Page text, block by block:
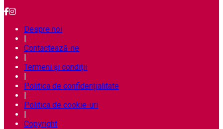
Despre noi
|
Contactează-ne
|
Termeni și condiții
|
Politica de confidențialitate
|
Politica de cookie-uri
|
Copyright